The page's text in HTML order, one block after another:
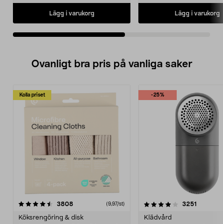
Lägg i varukorg Lägg i varukorg
Ovanligt bra pris på vanliga saker
Kolla priset
3808recensioner (9,97/st)
Köksrengöring & disk
-25%
4.0av 5 stjärnor 3251
Klädvård
4.5av 5 stjärnor